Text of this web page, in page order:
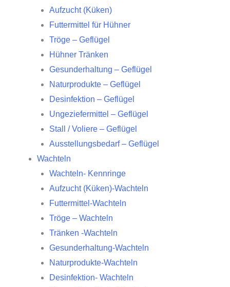
Aufzucht (Küken)
Futtermittel für Hühner
Tröge – Geflügel
Hühner Tränken
Gesunderhaltung – Geflügel
Naturprodukte – Geflügel
Desinfektion – Geflügel
Ungeziefermittel – Geflügel
Stall / Voliere – Geflügel
Ausstellungsbedarf – Geflügel
Wachteln
Wachteln- Kennringe
Aufzucht (Küken)-Wachteln
Futtermittel-Wachteln
Tröge – Wachteln
Tränken -Wachteln
Gesunderhaltung-Wachteln
Naturprodukte-Wachteln
Desinfektion- Wachteln